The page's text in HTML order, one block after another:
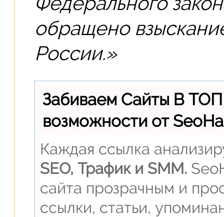
обращено
России.»
Забиваем Сайты В
возможности от
Каждая ссылка
SEO, Трафик и SMM.
сайта прозрачным и
ссылки, статьи,